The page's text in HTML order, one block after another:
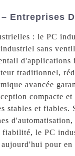
Entreprises
: le PC
sans
traditionnel,
avancée
compacte et
stables et fiables.
fiabilité, le PC
pour en